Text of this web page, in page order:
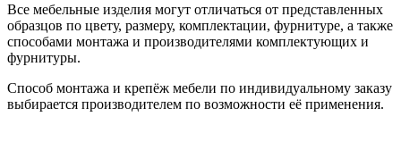
Все мебельные изделия могут отличаться от представленных
образцов по цвету, размеру, комплектации, фурнитуре, а также
способами монтажа и производителями комплектующих и
фурнитуры.
Способ монтажа и крепёж мебели по индивидуальному заказу
выбирается производителем по возможности её применения.